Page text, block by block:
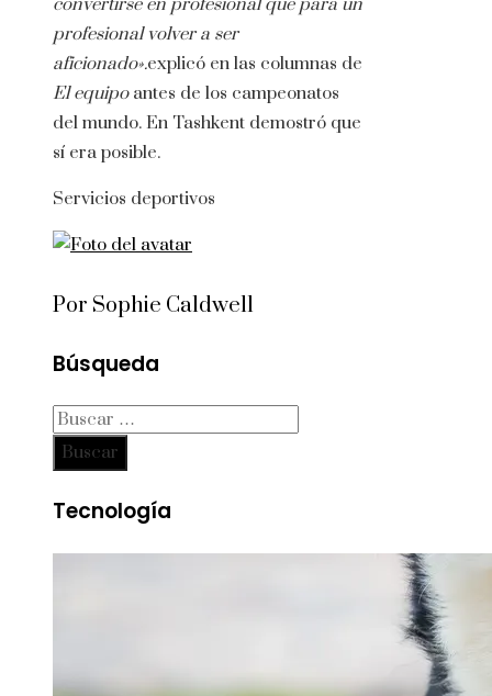
profesional volver a ser
aficionado».explicó en las columnas de
El equipo antes de los campeonatos
del mundo. En Tashkent demostró que
sí era posible.
Servicios deportivos
Por Sophie Caldwell
Búsqueda
Buscar:
Tecnología